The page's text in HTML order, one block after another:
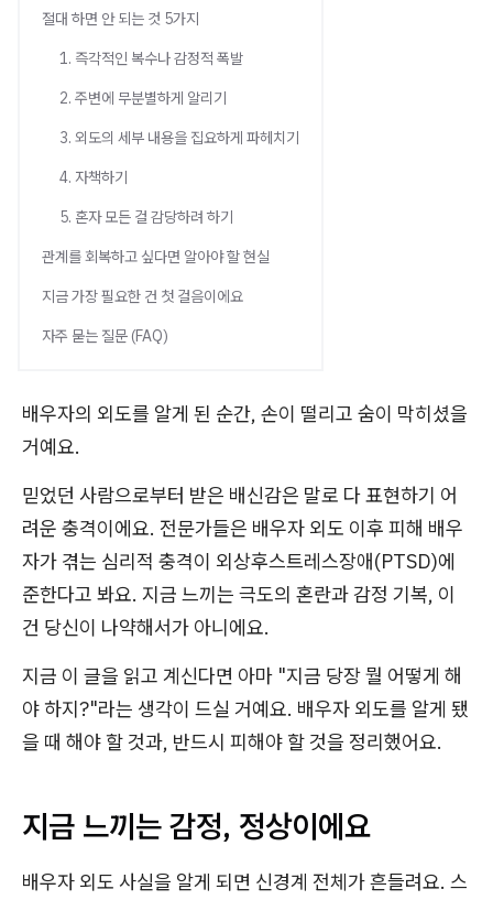
절대 하면 안 되는 것 5가지
1. 즉각적인 복수나 감정적 폭발
2. 주변에 무분별하게 알리기
3. 외도의 세부 내용을 집요하게 파헤치기
4. 자책하기
5. 혼자 모든 걸 감당하려 하기
관계를 회복하고 싶다면 알아야 할 현실
지금 가장 필요한 건 첫 걸음이에요
자주 묻는 질문 (FAQ)
배우자의 외도를 알게 된 순간, 손이 떨리고 숨이 막히셨을
거예요.
믿었던 사람으로부터 받은 배신감은 말로 다 표현하기 어
려운 충격이에요. 전문가들은 배우자 외도 이후 피해 배우
자가 겪는 심리적 충격이 외상후스트레스장애(PTSD)에
준한다고 봐요. 지금 느끼는 극도의 혼란과 감정 기복, 이
건 당신이 나약해서가 아니에요.
지금 이 글을 읽고 계신다면 아마 "지금 당장 뭘 어떻게 해
야 하지?"라는 생각이 드실 거예요. 배우자 외도를 알게 됐
을 때 해야 할 것과, 반드시 피해야 할 것을 정리했어요.
지금 느끼는 감정, 정상이에요
배우자 외도 사실을 알게 되면 신경계 전체가 흔들려요. 스